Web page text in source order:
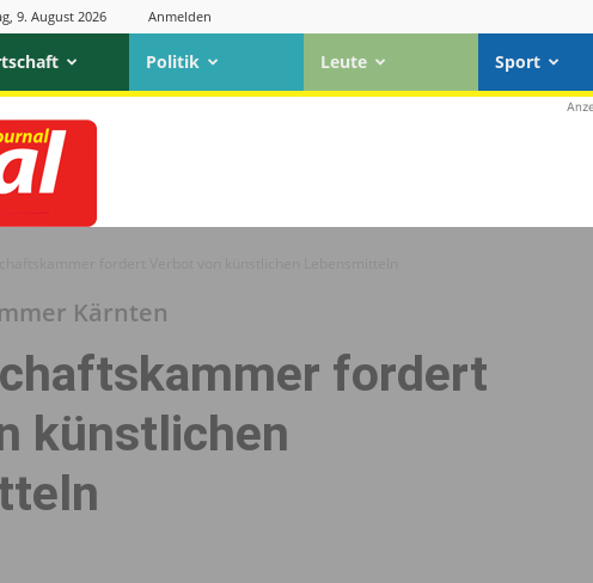
9. August 2026 Anmelden
Politik Leute Sport
Kärnten
fordert
künstlichen